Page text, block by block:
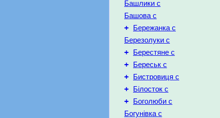
Башлики с
Башова с
+
Бережанка с
Березолуки с
+ Берестяне с
+ Береськ с
+ Бистровиця с
+ Білосток с
+
Боголюби с
Богунівка с